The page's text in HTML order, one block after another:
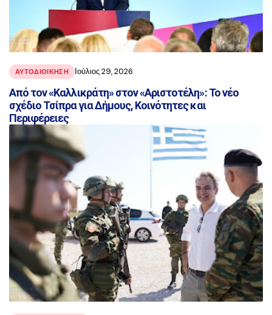
ΑΥΤΟΔΙΟΙΚΗΣΗ Ιούλιος 29, 2026
Από τον «Καλλικράτη» στον «Αριστοτέλη»: Το νέο
σχέδιο Τσίπρα για Δήμους, Κοινότητες και
Περιφέρειες